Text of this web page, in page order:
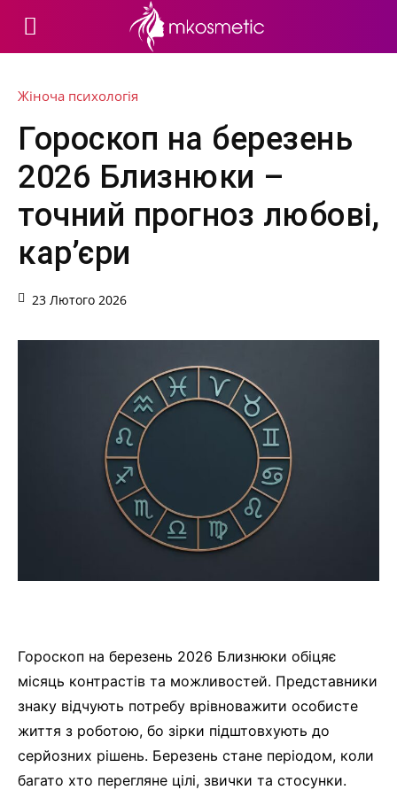
Жіноча психологія
Гороскоп на березень
2026 Близнюки –
точний прогноз любові,
кар’єри
23 Лютого 2026
Гороскоп на березень 2026 Близнюки обіцяє
місяць контрастів та можливостей. Представники
знаку відчують потребу врівноважити особисте
життя з роботою, бо зірки підштовхують до
серйозних рішень. Березень стане періодом, коли
багато хто перегляне цілі, звички та стосунки.